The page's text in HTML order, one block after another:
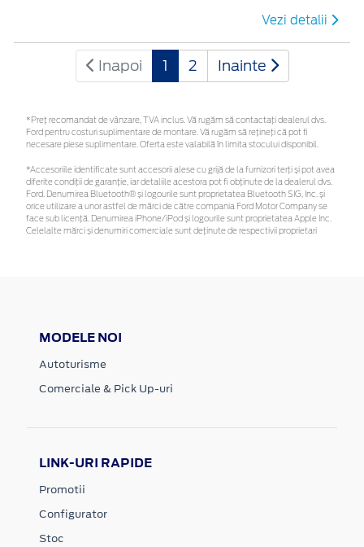
Vezi detalii
Inapoi 1 2 Inainte
*Preţ recomandat de vânzare, TVA inclus. Vă rugăm să contactaţi dealerul dvs.
Ford pentru costuri suplimentare de montare. Vă rugăm să rețineți că pot fi
necesare piese suplimentare. Oferta este valabilă în limita stocului disponibil.
*Accesoriile identificate sunt accesorii alese cu grijă de la furnizori terți și pot avea
diferite condiții de garanție, iar detaliile acestora pot fi obținute de la dealerul dvs.
Ford. Denumirea Bluetooth® și logourile sunt proprietatea Bluetooth SIG, Inc. și
orice utilizare a unor astfel de mărci de către compania Ford Motor Company se
face sub licență. Denumirea iPhone/iPod și logourile sunt proprietatea Apple Inc.
Celelalte mărci și denumiri comerciale sunt deținute de respectivii proprietari
MODELE NOI
Autoturisme
Comerciale & Pick Up-uri
LINK-URI RAPIDE
Promotii
Configurator
Stoc